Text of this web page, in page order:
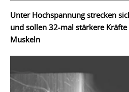
Unter Hochspannung strecken
und sollen 32-mal stärkere
Muskeln